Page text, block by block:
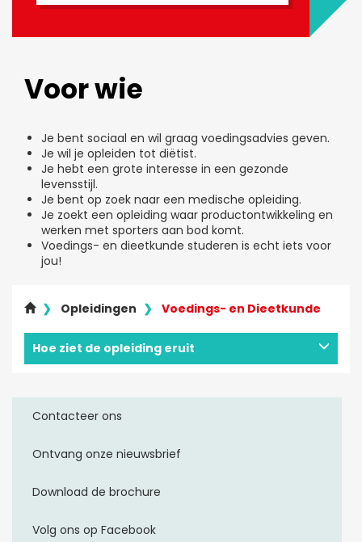
Voor wie
Je bent sociaal en wil graag voedingsadvies geven.
Je wil je opleiden tot diëtist.
Je hebt een grote interesse in een gezonde
levensstijl.
Je bent op zoek naar een medische opleiding.
Je zoekt een opleiding waar productontwikkeling en
werken met sporters aan bod komt.
Voedings- en dieetkunde studeren is echt iets voor
jou!
Opleidingen Voedings- en Dieetkunde
Hoe ziet de opleiding eruit
Contacteer ons
Ontvang onze nieuwsbrief
Download de brochure
Volg ons op Facebook